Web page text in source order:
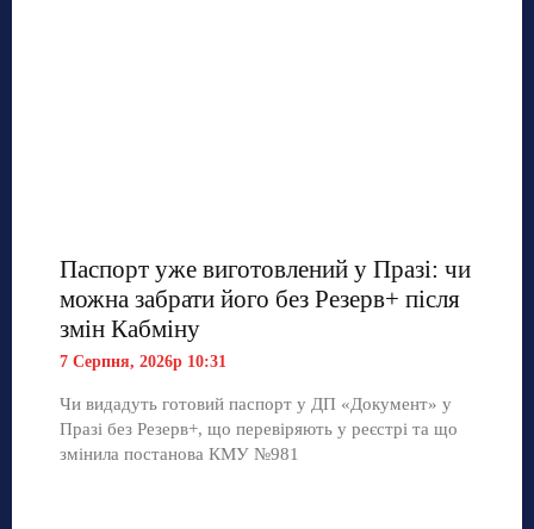
Паспорт уже виготовлений у Празі: чи
можна забрати його без Резерв+ після
змін Кабміну
7 Серпня, 2026р 10:31
Чи видадуть готовий паспорт у ДП «Документ» у
Празі без Резерв+, що перевіряють у реєстрі та що
змінила постанова КМУ №981